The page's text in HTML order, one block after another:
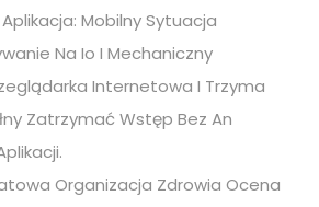
Mobilny Sytuacja
Na Io I Mechaniczny
Internetowa I Trzyma
Zatrzymać Wstęp Bez An
Organizacja Zdrowia Ocena